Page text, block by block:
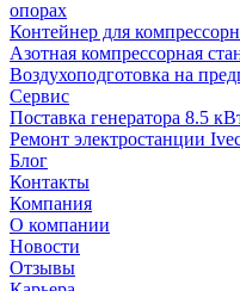
опорах
Контейнер для
Азотная компрессорная
Воздухоподготовка на
Сервис
Поставка генератора 8.5
Ремонт электростанции
Блог
Контакты
Компания
О компании
Новости
Отзывы